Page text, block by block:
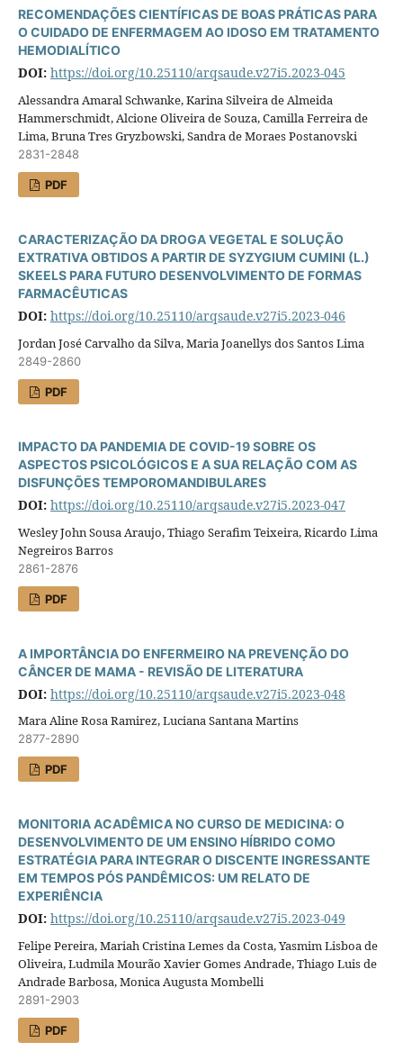
RECOMENDAÇÕES CIENTÍFICAS DE BOAS PRÁTICAS PARA
O CUIDADO DE ENFERMAGEM AO IDOSO EM TRATAMENTO
HEMODIALÍTICO
DOI: https://doi.org/10.25110/arqsaude.v27i5.2023-045
Alessandra Amaral Schwanke, Karina Silveira de Almeida
Hammerschmidt, Alcione Oliveira de Souza, Camilla Ferreira de
Lima, Bruna Tres Gryzbowski, Sandra de Moraes Postanovski
2831-2848
PDF
CARACTERIZAÇÃO DA DROGA VEGETAL E SOLUÇÃO
EXTRATIVA OBTIDOS A PARTIR DE SYZYGIUM CUMINI (L.)
SKEELS PARA FUTURO DESENVOLVIMENTO DE FORMAS
FARMACÊUTICAS
DOI: https://doi.org/10.25110/arqsaude.v27i5.2023-046
Jordan José Carvalho da Silva, Maria Joanellys dos Santos Lima
2849-2860
PDF
IMPACTO DA PANDEMIA DE COVID-19 SOBRE OS
ASPECTOS PSICOLÓGICOS E A SUA RELAÇÃO COM AS
DISFUNÇÕES TEMPOROMANDIBULARES
DOI: https://doi.org/10.25110/arqsaude.v27i5.2023-047
Wesley John Sousa Araujo, Thiago Serafim Teixeira, Ricardo Lima
Negreiros Barros
2861-2876
PDF
A IMPORTÂNCIA DO ENFERMEIRO NA PREVENÇÃO DO
CÂNCER DE MAMA - REVISÃO DE LITERATURA
DOI: https://doi.org/10.25110/arqsaude.v27i5.2023-048
Mara Aline Rosa Ramirez, Luciana Santana Martins
2877-2890
PDF
MONITORIA ACADÊMICA NO CURSO DE MEDICINA: O
DESENVOLVIMENTO DE UM ENSINO HÍBRIDO COMO
ESTRATÉGIA PARA INTEGRAR O DISCENTE INGRESSANTE
EM TEMPOS PÓS PANDÊMICOS: UM RELATO DE
EXPERIÊNCIA
DOI: https://doi.org/10.25110/arqsaude.v27i5.2023-049
Felipe Pereira, Mariah Cristina Lemes da Costa, Yasmim Lisboa de
Oliveira, Ludmila Mourão Xavier Gomes Andrade, Thiago Luis de
Andrade Barbosa, Monica Augusta Mombelli
2891-2903
PDF